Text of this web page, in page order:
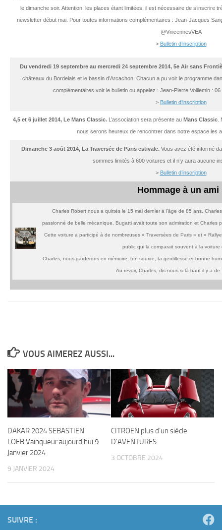
le dimanche soir. Attention, les places étant limitées, il est nécessaire de s’inscrire
newsletter début mai.
Pour toutes informations complémentaires : Jean-Jacques
@VincennesVEA
> Bulletin d’inscription
Du vendredi 19 septembre au mercredi 24 septembre 2014, 5e Air sans
châteaux du Bordelais et le bassin d’Arcachon. Chacun a pu voir le programme
complémentaires voir le bulletin ou appelez : Jean-Pierre Voillemin :
> Bulletin d’inscription
4,5 et 6 juillet 2014, Le Mans Classic.L’association sera présente au Mans Classic.
nous serons heureux de rencontrer dans notre espace les
Dimanche 3 août 2014, La Traversée de Paris estivale.Vous avez été informé
sommes limités à 600 voitures et il n’y aura aucune
> Bulletin d’inscription
Hommage à un ami
Charles Robert nous a quittés le 15 mai dernier à l’âge de 85 ans.
passionné de belle mécanique. Bugatti avait toute son admiration et Charles
Cette voiture a participé à de nombreuses « Traversées de Paris » et «
public qui la comparait souvent à la voiture
Charles, nous garderons en mémoire, ton sourire, ta gentillesse et bonne
Au revoir, Charles, dis-nous si là-haut il y a
VOUS AIMEREZ AUSSI...
DAKAR 2024 SEBASTIEN
LOEB Vainqueur aujourd’hui 9
Janvier 2024
9 JANVIER 2024
CITROEN plus d’un siècle
D’AVENTURES
3 OCTOBRE 2024
SUIVRE :